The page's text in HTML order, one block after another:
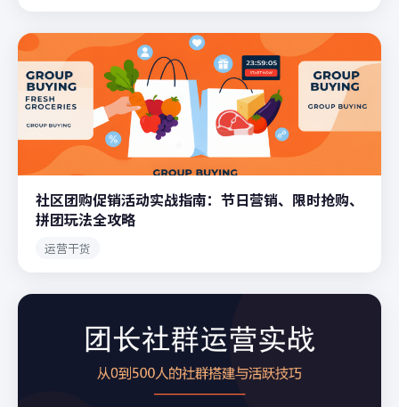
社区团购促销活动实战指南：节日营销、限时抢购、
拼团玩法全攻略
运营干货